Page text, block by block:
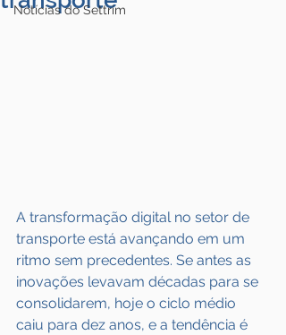
Notícias do Settrim
A transformação digital no setor de
transporte está avançando em um
ritmo sem precedentes. Se antes as
inovações levavam décadas para se
consolidarem, hoje o ciclo médio
caiu para dez anos, e a tendência é